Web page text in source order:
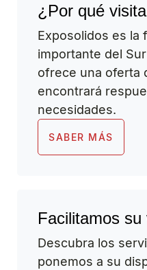
¿Por qué
Exposolidos es la
importante del
ofrece una oferta
encontrará
necesidades.
SABER MÁS
Facilitamos su
Descubra los
ponemos a su